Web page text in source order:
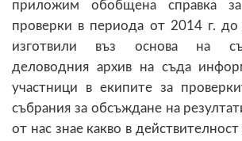
приложим обобщена справка
проверки в периода от 2014 г. до
изготвили въз основа на
деловодния архив на съда
участници в екипите за
събрания за обсъждане на
от нас знае какво в